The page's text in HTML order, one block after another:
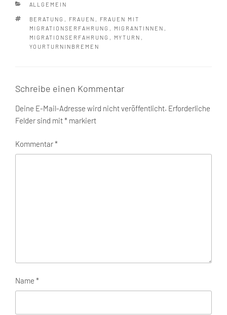
KATEGORIEN
ALLGEMEIN
SCHLAGWÖRTER
BERATUNG , FRAUEN ,
FRAUEN MIT
MIGRATIONSERFAHRUNG , MIGRANTINNEN ,
MIGRATIONSERFAHRUNG , MYTURN ,
YOURTURNINBREMEN
Schreibe einen Kommentar
Deine E-Mail-Adresse wird nicht veröffentlicht. Erforderliche
Felder sind mit* markiert
Kommentar*
Name *